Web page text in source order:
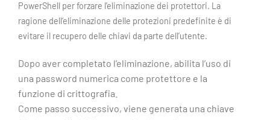
PowerShell per forzare l’eliminazione dei protettori. La
ragione dell’eliminazione delle protezioni predefinite è di
evitare il recupero delle chiavi da parte dell’utente.
Dopo aver completato l’eliminazione, abilita l’uso di
una password numerica come protettore e la
funzione di crittografia.
Come passo successivo, viene generata una chiave